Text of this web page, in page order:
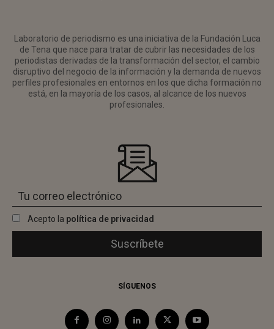
Laboratorio de periodismo es una iniciativa de la Fundación Luca
de Tena que nace para tratar de cubrir las necesidades de los
periodistas derivadas de la transformación del sector, el cambio
disruptivo del negocio de la información y la demanda de nuevos
perfiles profesionales en entornos en los que dicha formación no
está, en la mayoría de los casos, al alcance de los nuevos
profesionales.
Acepto la política de privacidad
SÍGUENOS